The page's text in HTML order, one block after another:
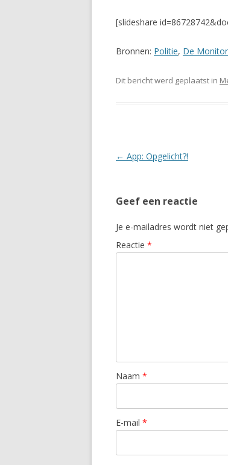
[slideshare
Bronnen: Politie, De Monitor
Dit bericht werd geplaatst in
Berichtnavigatie
← App: Opgelicht?!
Geef een reactie
Je e-mailadres wordt niet
Reactie *
Naam *
E-mail *